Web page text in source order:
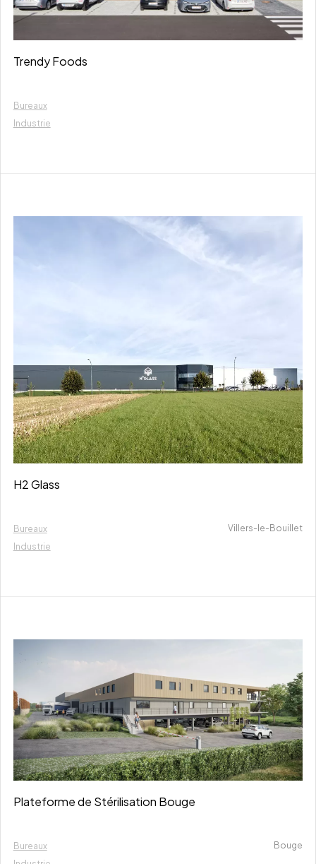
Trendy Foods
Bureaux
Industrie
H2 Glass
Bureaux
Industrie
Villers-le-Bouillet
Plateforme de Stérilisation Bouge
Bureaux
Bouge